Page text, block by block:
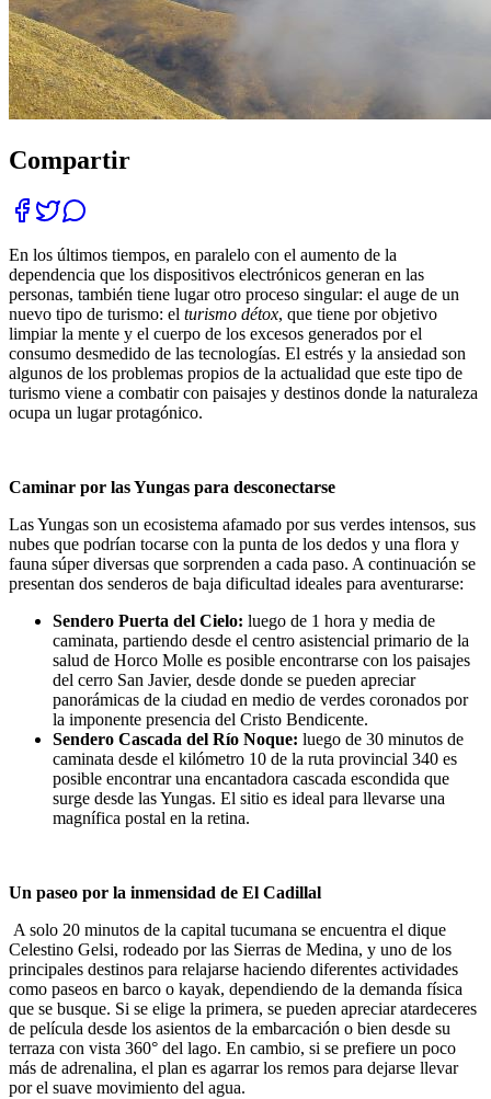
Compartir
En los últimos tiempos, en paralelo con el aumento de la
dependencia que los dispositivos electrónicos generan en las
personas, también tiene lugar otro proceso singular: el auge de un
nuevo tipo de turismo: el turismo détox, que tiene por objetivo
limpiar la mente y el cuerpo de los excesos generados por el
consumo desmedido de las tecnologías. El estrés y la ansiedad son
algunos de los problemas propios de la actualidad que este tipo de
turismo viene a combatir con paisajes y destinos donde la naturaleza
ocupa un lugar protagónico.
Caminar por las Yungas para desconectarse
Las Yungas son un ecosistema afamado por sus verdes intensos, sus
nubes que podrían tocarse con la punta de los dedos y una flora y
fauna súper diversas que sorprenden a cada paso. A continuación se
presentan dos senderos de baja dificultad ideales para aventurarse:
Sendero Puerta del Cielo: luego de 1 hora y media de
caminata, partiendo desde el centro asistencial primario de la
salud de Horco Molle es posible encontrarse con los paisajes
del cerro San Javier, desde donde se pueden apreciar
panorámicas de la ciudad en medio de verdes coronados por
la imponente presencia del Cristo Bendicente.
Sendero Cascada del Río Noque: luego de 30 minutos de
caminata desde el kilómetro 10 de la ruta provincial 340 es
posible encontrar una encantadora cascada escondida que
surge desde las Yungas. El sitio es ideal para llevarse una
magnífica postal en la retina.
Un paseo por la inmensidad de El Cadillal
A solo 20 minutos de la capital tucumana se encuentra el dique
Celestino Gelsi, rodeado por las Sierras de Medina, y uno de los
principales destinos para relajarse haciendo diferentes actividades
como paseos en barco o kayak, dependiendo de la demanda física
que se busque. Si se elige la primera, se pueden apreciar atardeceres
de película desde los asientos de la embarcación o bien desde su
terraza con vista 360° del lago. En cambio, si se prefiere un poco
más de adrenalina, el plan es agarrar los remos para dejarse llevar
por el suave movimiento del agua.